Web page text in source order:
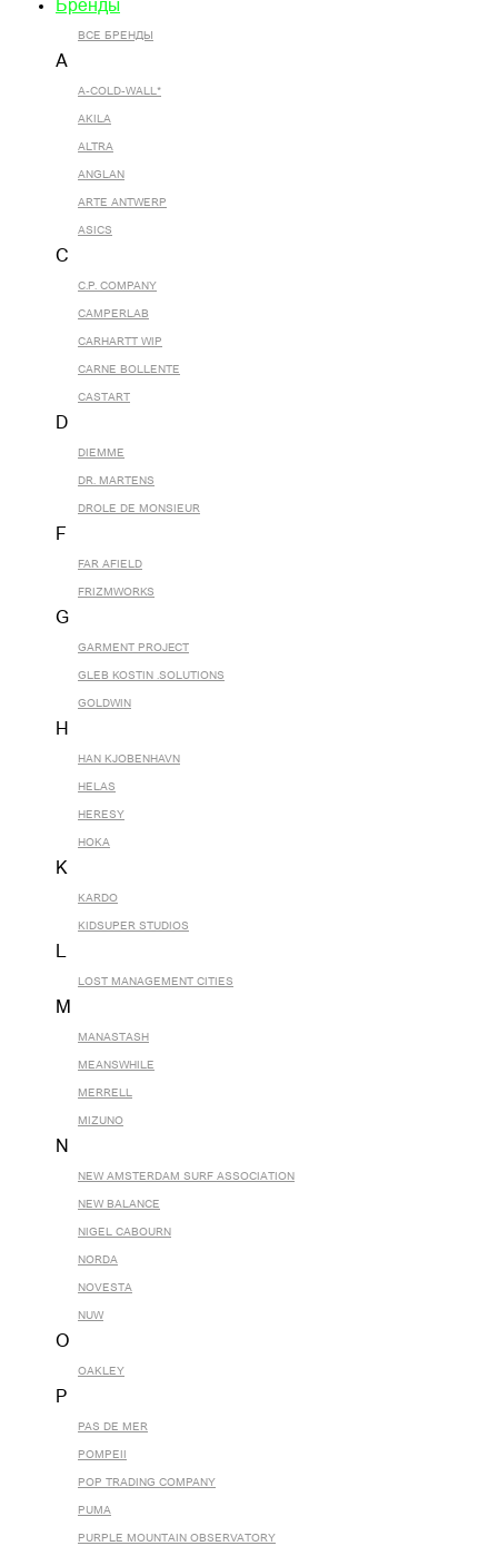
Бренды
ВСЕ БРЕНДЫ
A
A-COLD-WALL*
AKILA
ALTRA
ANGLAN
ARTE ANTWERP
ASICS
C
C.P. COMPANY
CAMPERLAB
CARHARTT WIP
CARNE BOLLENTE
CASTART
D
DIEMME
DR. MARTENS
DROLE DE MONSIEUR
F
FAR AFIELD
FRIZMWORKS
G
GARMENT PROJECT
GLEB KOSTIN .SOLUTIONS
GOLDWIN
H
HAN KJOBENHAVN
HELAS
HERESY
HOKA
K
KARDO
KIDSUPER STUDIOS
L
LOST MANAGEMENT CITIES
M
MANASTASH
MEANSWHILE
MERRELL
MIZUNO
N
NEW AMSTERDAM SURF ASSOCIATION
NEW BALANCE
NIGEL CABOURN
NORDA
NOVESTA
NUW
O
OAKLEY
P
PAS DE MER
POMPEII
POP TRADING COMPANY
PUMA
PURPLE MOUNTAIN OBSERVATORY